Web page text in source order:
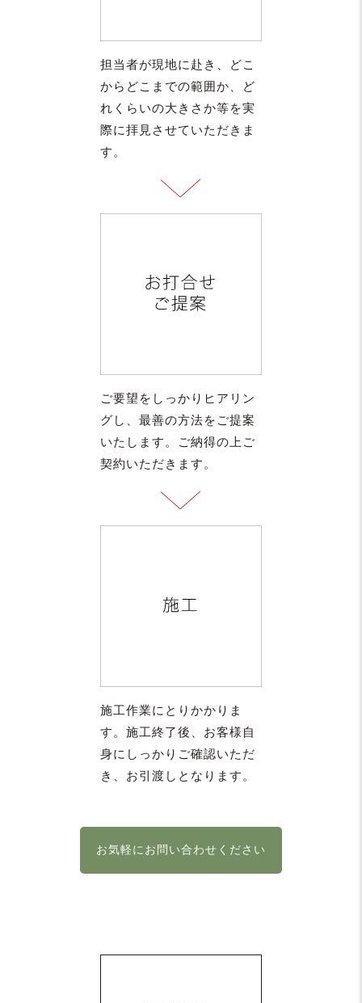
担当者が現地に赴き、どこ
からどこまでの範囲か、ど
れくらいの大きさか等を実
際に拝見させていただきま
す。
ご要望をしっかりヒアリン
グし、最善の方法をご提案
いたします。ご納得の上ご
契約いただきます。
施工作業にとりかかりま
す。施工終了後、お客様自
身にしっかりご確認いただ
き、お引渡しとなります。
お気軽にお問い合わせください